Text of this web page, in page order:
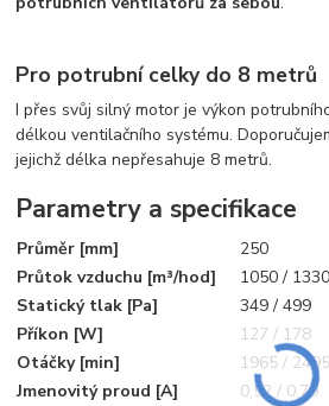
Pro potrubní celky do 8 metrů
I přes svůj silný motor je výkon
délkou ventilačního systému.
jejichž délka nepřesahuje 8 metrů.
Parametry a specifikace
Průměr [mm]
250
Průtok vzduchu [m³/hod]
1050 / 1330
Statický tlak [Pa]
349 / 499
Příkon [W]
127 / 178
Otáčky [min]
1965 / 2495
Jmenovitý proud [A]
0,52 / 0,79